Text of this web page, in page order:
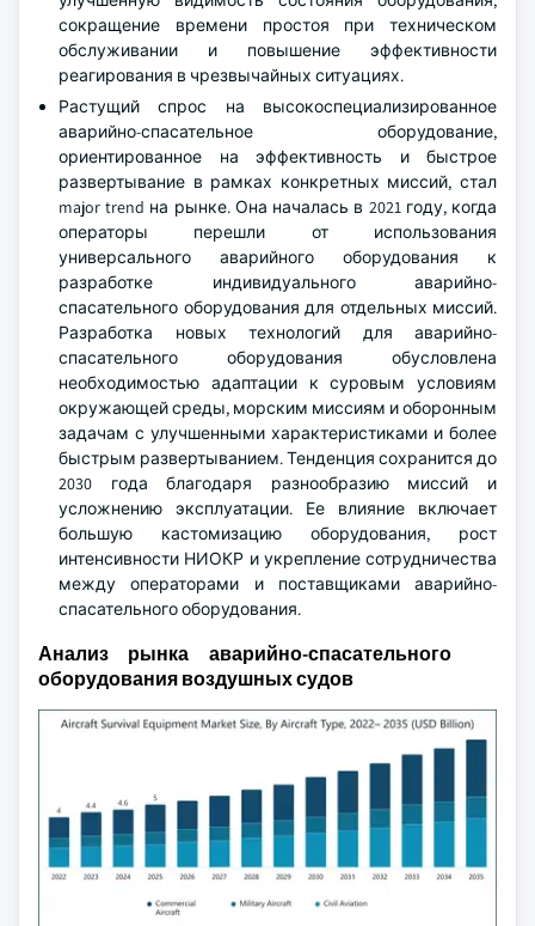
сокращение времени простоя при техническом
обслуживании и повышение эффективности
реагирования в чрезвычайных ситуациях.
Растущий спрос на высокоспециализированное
аварийно-спасательное оборудование,
ориентированное на эффективность и быстрое
развертывание в рамках конкретных миссий, стал
major trend на рынке. Она началась в 2021 году, когда
операторы перешли от использования
универсального аварийного оборудования к
разработке индивидуального аварийно-
спасательного оборудования для отдельных миссий.
Разработка новых технологий для аварийно-
спасательного оборудования обусловлена
необходимостью адаптации к суровым условиям
окружающей среды, морским миссиям и оборонным
задачам с улучшенными характеристиками и более
быстрым развертыванием. Тенденция сохранится до
2030 года благодаря разнообразию миссий и
усложнению эксплуатации. Ее влияние включает
большую кастомизацию оборудования, рост
интенсивности НИОКР и укрепление сотрудничества
между операторами и поставщиками аварийно-
спасательного оборудования.
Анализ рынка аварийно-спасательного
оборудования воздушных судов